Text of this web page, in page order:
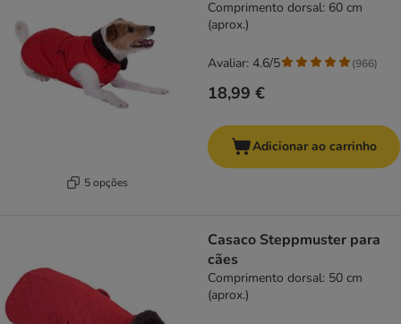
5 opções
Comprimento dorsal: 60 cm
(aprox.)
18,99 €
Avaliar: 4.6/5 (966)
Adicionar ao carrinho
Casaco Steppmuster para
cães
Comprimento dorsal: 50 cm
(aprox.)